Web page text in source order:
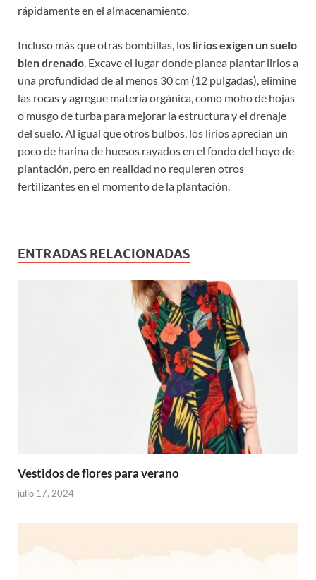
rápidamente en el almacenamiento.
Incluso más que otras bombillas, los lirios exigen un suelo
bien drenado . Excave el lugar donde planea plantar lirios a
una profundidad de al menos 30 cm (12 pulgadas), elimine
las rocas y agregue materia orgánica, como moho de hojas
o musgo de turba para mejorar la estructura y el drenaje
del suelo. Al igual que otros bulbos, los lirios aprecian un
poco de harina de huesos rayados en el fondo del hoyo de
plantación, pero en realidad no requieren otros
fertilizantes en el momento de la plantación.
ENTRADAS RELACIONADAS
Vestidos de flores para verano
julio 17, 2024